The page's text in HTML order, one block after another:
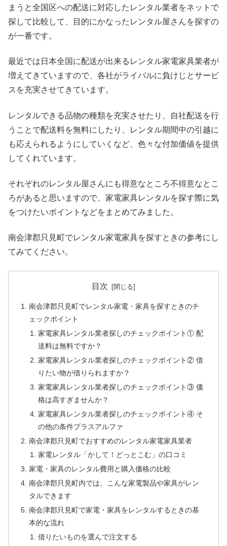
まうと全国区への配送に対応したレンタル業者をネットで
探して比較して、目的にかなったレンタル屋さんを探すの
が一番です。
最近では日本全国に配送が出来るレンタル家電家具業者が
増えてきていますので、各社がライバルに負けじとサービ
スを充実させてきています。
レンタルできる品物の種類を充実させたり、自社配送を行
うことで配送料を無料にしたり、レンタル期間中の引越に
も応えられるようにしていくなど、色々な付加価値を提供
してくれています。
それぞれのレンタル屋さんにも得意なところ不得意なとこ
ろがあると思いますので、家電家具レンタルを探す際に気
をつけたいポイントなどをまとめてみました。
南会津郡只見町でレンタル家電家具を探すときの参考にし
てみてください。
目次
南会津郡只見町でレンタル家電・家具を探すときのチ
ェックポイント
家電家具レンタル業者探しのチェックポイント① 配
送料は無料ですか？
家電家具レンタル業者探しのチェックポイント② 借
りたい物が借りられますか？
家電家具レンタル業者探しのチェックポイント③ 価
格は高すぎませんか？
家電家具レンタル業者探しのチェックポイント④ そ
の他の条件プラスアルファ
南会津郡只見町でおすすめのレンタル家電家具業者
家電レンタル「かして！どっとこむ」の口コミ
家電・家具のレンタル費用と購入価格の比較
南会津郡只見町内では、こんな家電製品や家具がレン
タルできます
南会津郡只見町で家電・家具をレンタルするときの基
本的な流れ
借りたいものを選んで注文する